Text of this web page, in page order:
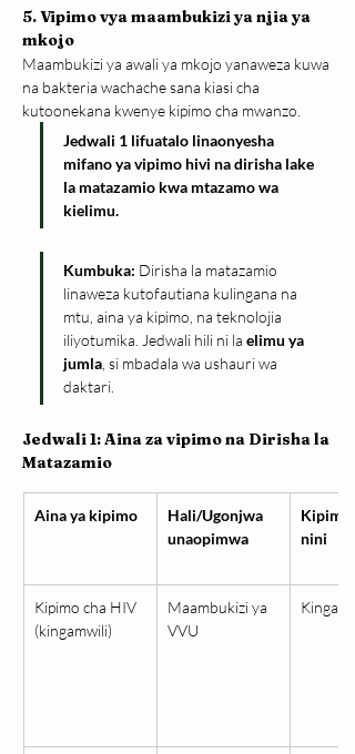
5. Vipimo vya maambukizi ya njia ya
mkojo
Maambukizi ya awali ya mkojo yanaweza kuwa
na bakteria wachache sana kiasi cha
kutoonekana kwenye kipimo cha mwanzo.
Jedwali 1 lifuatalo linaonyesha
mifano ya vipimo hivi na dirisha lake
la matazamio kwa mtazamo wa
kielimu.
Kumbuka: Dirisha la matazamio
linaweza kutofautiana kulingana na
mtu, aina ya kipimo, na teknolojia
iliyotumika. Jedwali hili ni la elimu ya
jumla , si mbadala wa ushauri wa
daktari.
Jedwali 1: Aina za vipimo na Dirisha la
Matazamio
Aina ya kipimo
Hali/Ugonjwa
unaopimwa
Kipimo
nini
Kipimo cha HIV
(kingamwili)
Maambukizi ya
VVU